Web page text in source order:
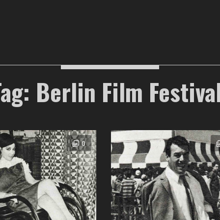
Berlin Film
0